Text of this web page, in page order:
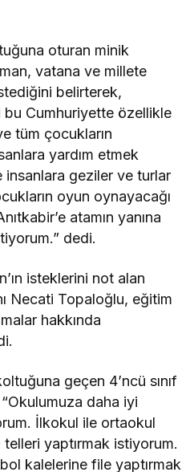
oturan minik
vatana ve millete
belirterek,
bu Cumhuriyette özellikle
tüm çocukların
yardım etmek
geziler ve turlar
oyun oynayacağı
atamın yanına
dedi.
isteklerini not alan
Necati Topaloğlu, eğitim
hakkında
geçen 4’ncü sınıf
daha iyi
İlkokul ile ortaokul
yaptırmak istiyorum.
kalelerine file yaptırmak